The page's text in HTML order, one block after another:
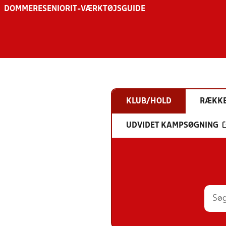
DOMMERESENIOR IT-VÆRKTØJSGUIDE
KLUB/HOLD
UDVIDET KAMPSØGNING